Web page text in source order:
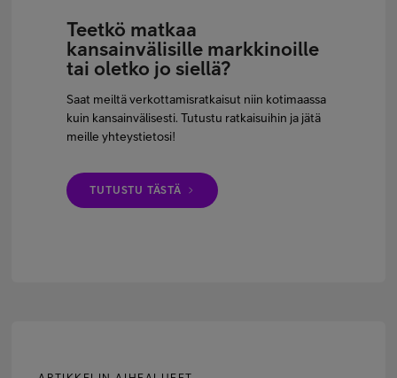
Teetkö matkaa
kansainvälisille markkinoille
tai oletko jo siellä?
Saat meiltä verkottamisratkaisut niin kotimaassa
kuin kansainvälisesti. Tutustu ratkaisuihin ja jätä
meille yhteystietosi!
TUTUSTU TÄSTÄ